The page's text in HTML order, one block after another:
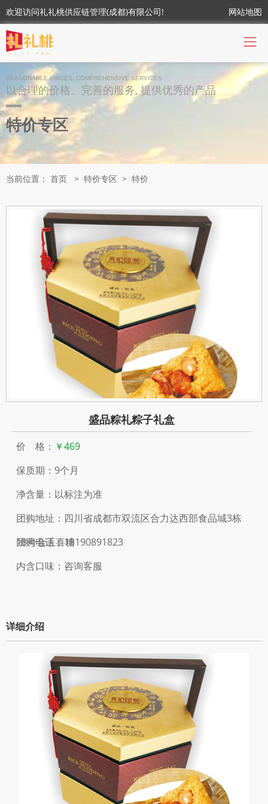
欢迎访问礼礼桃供应链管理(成都)有限公司! 网站地图
REASONABLE PRICES, COMPREHENSIVE SERVICES
以合理的价格、完善的服务, 提供优秀的产品
特价专区
当前位置： 首页 > 特价专区 > 特价
盛品粽礼粽子礼盒
价 格： ￥469
保质期：9个月
净含量：以标注为准
团购地址：四川省成都市双流区合力达西部食品城3栋
18号金玉喜糖
团购电话：18190891823
内含口味：咨询客服
详细介绍